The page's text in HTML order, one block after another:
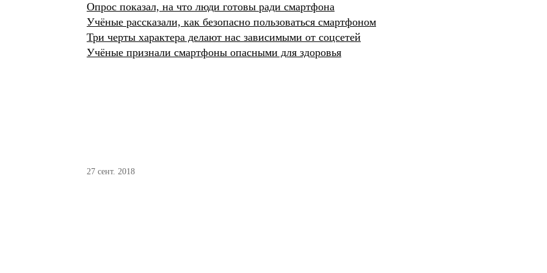
Опрос показал, на что люди готовы ради смартфона
Учёные рассказали, как безопасно пользоваться смартфоном
Три черты характера делают нас зависимыми от соцсетей
Учёные признали смартфоны опасными для здоровья
27 сент. 2018